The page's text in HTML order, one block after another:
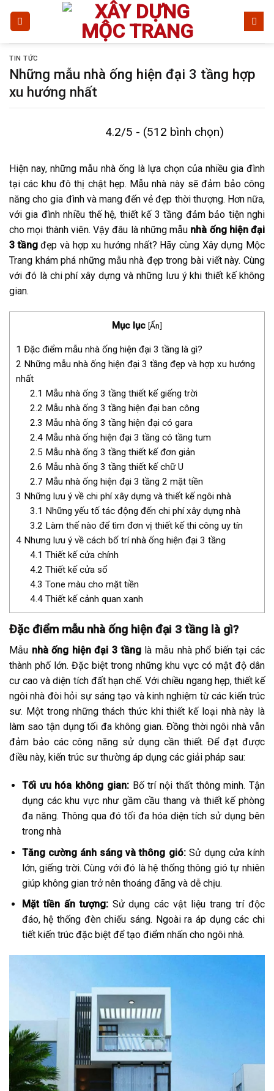
dungTIN TỨC
Những mẫu nhà ống hiện đại 3 tầng hợp
xu hướng nhất
4.2/5 - (512 bình chọn)
Hiện nay, những mẫu nhà ống là lựa chọn của nhiều gia đình
tại các khu đô thị chật hẹp. Mẫu nhà này sẽ đảm bảo công
năng cho gia đình và mang đến vẻ đẹp thời thượng. Hơn nữa,
với gia đình nhiều thế hệ, thiết kế 3 tầng đảm bảo tiện nghi
cho mọi thành viên. Vậy đâu là những mẫu nhà ống hiện đại
3 tầngđẹp và hợp xu hướng nhất? Hãy cùng Xây dựng Mộc
Trang khám phá những mẫu nhà đẹp trong bài viết này. Cùng
với đó là chi phí xây dựng và những lưu ý khi thiết kế không
gian.
Mục lục [Ẩn]
1 Đặc điểm mẫu nhà ống hiện đại 3 tầng là gì?
2 Những mẫu nhà ống hiện đại 3 tầng đẹp và hợp xu hướng
nhất
2.1 Mẫu nhà ống 3 tầng thiết kế giếng trời
2.2 Mẫu nhà ống 3 tầng hiện đại ban công
2.3 Mẫu nhà ống 3 tầng hiện đại có gara
2.4Mẫu nhà ống hiện đại 3 tầng có tầng tum
2.5 Mẫu nhà ống 3 tầng thiết kế đơn giản
2.6 Mẫu nhà ống 3 tầng thiết kế chữ U
2.7 Mẫu nhà ống hiện đại 3 tầng 2 mặt tiền
3 Những lưu ý về chi phí xây dựng và thiết kế ngôi nhà
3.1 Những yếu tố tác động đến chi phí xây dựng nhà
3.2 Làm thế nào để tìm đơn vị thiết kế thi công uy tín
4 Nhưng lưu ý về cách bố trí nhà ống hiện đại 3 tầng
4.1 Thiết kế cửa chính
4.2 Thiết kế cửa sổ
4.3 Tone màu cho mặt tiền
4.4Thiết kế cảnh quan xanh
Đặc điểm mẫu nhà ống hiện đại 3 tầng là gì?
Mẫu nhà ống hiện đại 3 tầnglà mẫu nhà phổ biến tại các
thành phố lớn. Đặc biệt trong những khu vực có mật độ dân
cư cao và diện tích đất hạn chế. Với chiều ngang hẹp, thiết kế
ngôi nhà đòi hỏi sự sáng tạo và kinh nghiệm từ các kiến trúc
sư. Một trong những thách thức khi thiết kế loại nhà này là
làm sao tận dụng tối đa không gian. Đồng thời ngôi nhà vẫn
đảm bảo các công năng sử dụng cần thiết. Để đạt được
điều này, kiến trúc sư thường áp dụng các giải pháp sau:
Tối ưu hóa không gian:Bố trí nội thất thông minh. Tận
dụng các khu vực như gầm cầu thang và thiết kế phòng
đa năng. Thông qua đó tối đa hóa diện tích sử dụng bên
trong nhà
Tăng cường ánh sáng và thông gió:Sử dụng cửa kính
lớn, giếng trời. Cùng với đó là hệ thống thông gió tự nhiên
giúp không gian trở nên thoáng đãng và dễ chịu.
Mặt tiền ấn tượng:Sử dụng các vật liệu trang trí độc
đáo, hệ thống đèn chiếu sáng. Ngoài ra áp dụng các chi
tiết kiến trúc đặc biệt để tạo điểm nhấn cho ngôi nhà.